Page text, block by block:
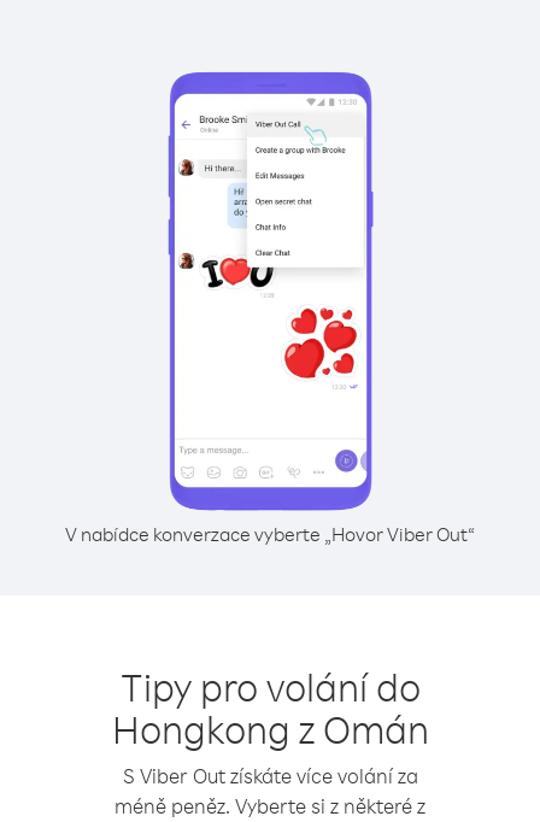
V nabídce konverzace vyberte „Hovor Viber Out“
Tipy pro volání do
Hongkong z Omán
S Viber Out získáte více volání za
méně peněz. Vyberte si z některé z